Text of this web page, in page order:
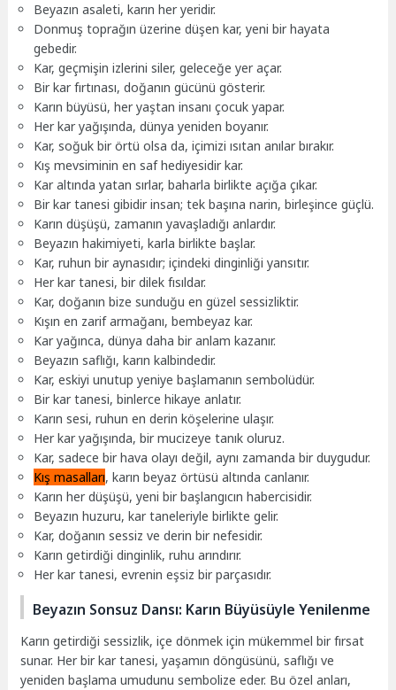
Beyazın asaleti, karın her yeridir.
Donmuş toprağın üzerine düşen kar, yeni bir hayata
gebedir.
Kar, geçmişin izlerini siler, geleceğe yer açar.
Bir kar fırtınası, doğanın gücünü gösterir.
Karın büyüsü, her yaştan insanı çocuk yapar.
Her kar yağışında, dünya yeniden boyanır.
Kar, soğuk bir örtü olsa da, içimizi ısıtan anılar bırakır.
Kış mevsiminin en saf hediyesidir kar.
Kar altında yatan sırlar, baharla birlikte açığa çıkar.
Bir kar tanesi gibidir insan; tek başına narin, birleşince güçlü.
Karın düşüşü, zamanın yavaşladığı anlardır.
Beyazın hakimiyeti, karla birlikte başlar.
Kar, ruhun bir aynasıdır; içindeki dinginliği yansıtır.
Her kar tanesi, bir dilek fısıldar.
Kar, doğanın bize sunduğu en güzel sessizliktir.
Kışın en zarif armağanı, bembeyaz kar.
Kar yağınca, dünya daha bir anlam kazanır.
Beyazın saflığı, karın kalbindedir.
Kar, eskiyi unutup yeniye başlamanın sembolüdür.
Bir kar tanesi, binlerce hikaye anlatır.
Karın sesi, ruhun en derin köşelerine ulaşır.
Her kar yağışında, bir mucizeye tanık oluruz.
Kar, sadece bir hava olayı değil, aynı zamanda bir duygudur.
Kış masalları, karın beyaz örtüsü altında canlanır.
Karın her düşüşü, yeni bir başlangıcın habercisidir.
Beyazın huzuru, kar taneleriyle birlikte gelir.
Kar, doğanın sessiz ve derin bir nefesidir.
Karın getirdiği dinginlik, ruhu arındırır.
Her kar tanesi, evrenin eşsiz bir parçasıdır.
Beyazın Sonsuz Dansı: Karın Büyüsüyle Yenilenme
Karın getirdiği sessizlik, içe dönmek için mükemmel bir fırsat
sunar. Her bir kar tanesi, yaşamın döngüsünü, saflığı ve
yeniden başlama umudunu sembolize eder. Bu özel anları,